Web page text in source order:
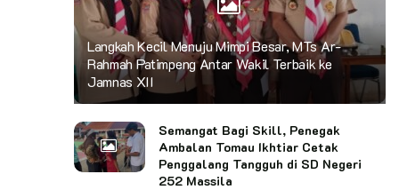
Langkah Kecil Menuju Mimpi Besar, MTs Ar-
Rahmah Patimpeng Antar Wakil Terbaik ke
Jamnas XII
Semangat Bagi Skill, Penegak
Ambalan Tomau Ikhtiar Cetak
Penggalang Tangguh di SD Negeri
252 Massila